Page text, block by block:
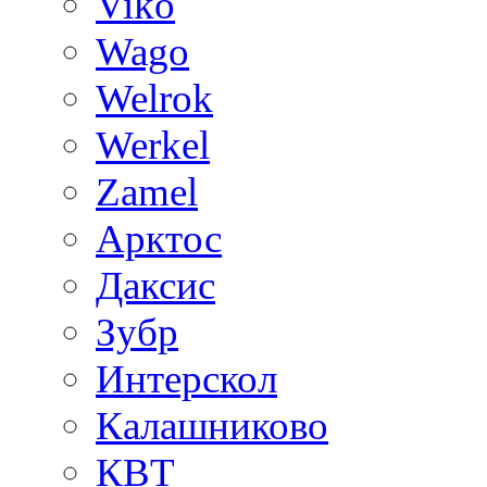
Wago
Welrok
Werkel
Zamel
Арктос
Даксис
Зубр
Интерскол
Калашниково
КВТ